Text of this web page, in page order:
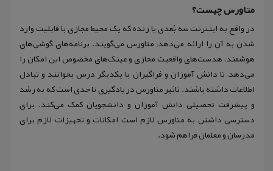
متاورس چیست؟
در واقع به اینترنت سه بُعدی یا زنده که یک محیط مجازی با قابلیت وارد
شدن به آن را ارائه می‌دهد; متاورس می‌گویند. برنامه‌های گوشی‌های
هوشمند، هدست‌های واقعیت مجازی و عینک‌های مخصوص این امکان را
می‌دهد; تا دانش آموزان و فراگیران با یکدیگر درس بخوانند و تبادل
اطلاعات داشته باشند. تاثیر متاورس در یادگیری تا حدی است که به رشد
و پیشرفت تحصیلی دانش آموزان و دانشجویان کمک می‌کند. برای
دسترسی داشتن به متاورس لازم است امکانات و تجهیزات لازم برای
مدرسان و معلمان فراهم شود.